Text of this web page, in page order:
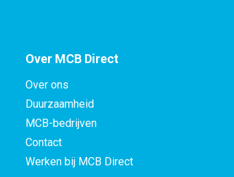
Over MCB Direct
Over ons
Duurzaamheid
MCB-bedrijven
Contact
Werken bij MCB Direct